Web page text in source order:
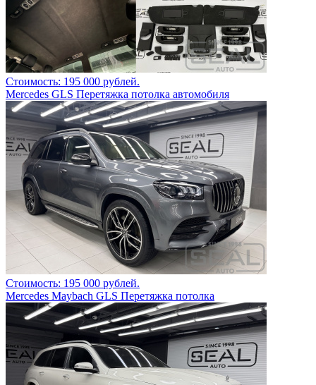
Стоимость: 195 000 рублей.
Mercedes GLS Перетяжка потолка автомобиля
Стоимость: 195 000 рублей.
Mercedes Maybach GLS Перетяжка потолка